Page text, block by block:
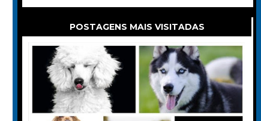
POSTAGENS MAIS VISITADAS